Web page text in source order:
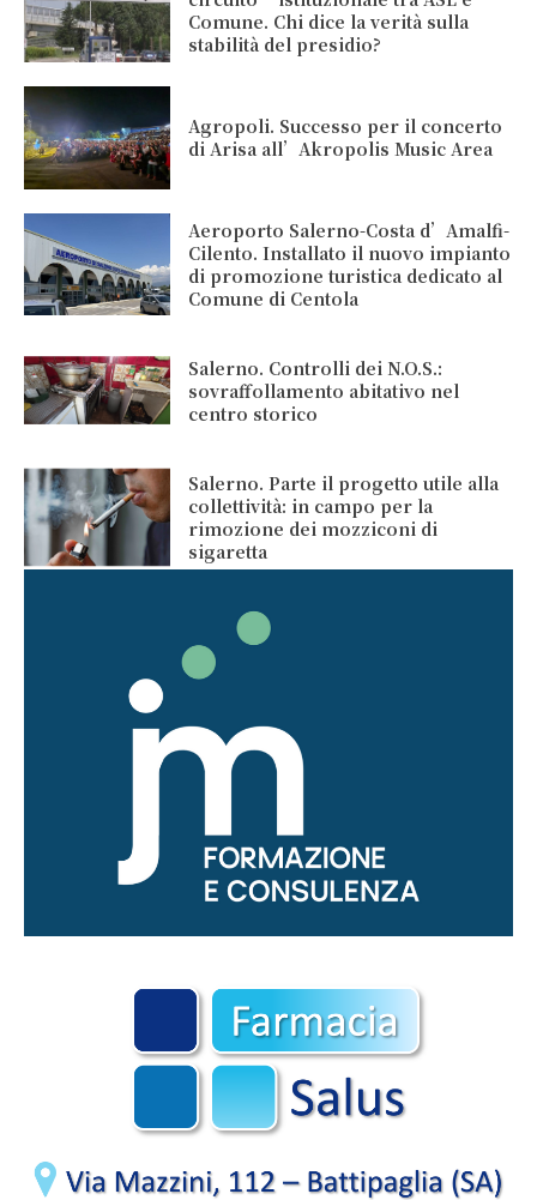
Comune. Chi dice la verità sulla
stabilità del presidio?
Agropoli. Successo per il concerto
di Arisa all’Akropolis Music Area
Aeroporto Salerno-Costa d’Amalfi-
Cilento. Installato il nuovo impianto
di promozione turistica dedicato al
Comune di Centola
Salerno. Controlli dei N.O.S.:
sovraffollamento abitativo nel
centro storico
Salerno. Parte il progetto utile alla
collettività: in campo per la
rimozione dei mozziconi di
sigaretta